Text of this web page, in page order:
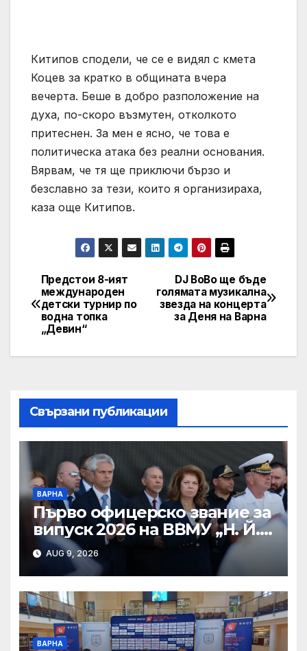
Китипов сподели, че се е видял с кмета
Коцев за кратко в общината вчера
вечерта. Беше в добро разположение на
духа, по-скоро възмутен, отколкото
притеснен. За мен е ясно, че това е
политическа атака без реални основания.
Вярвам, че тя ще приключи бързо и
безславно за тези, които я организираха,
каза още Китипов.
Post
navigation
DJ BoBo ще бъде
голямата музикална
звезда на концерта
за Деня на Варна
Предстои 8-ият
международен
детски турнир по
водна топка
„Девин“
Свързани публикации
ВАРНА
Първо офицерско звание за
випуск 2026 на ВВМУ „Н. Й.
Вапцаров“
AUG 9, 2026
ВАРНА